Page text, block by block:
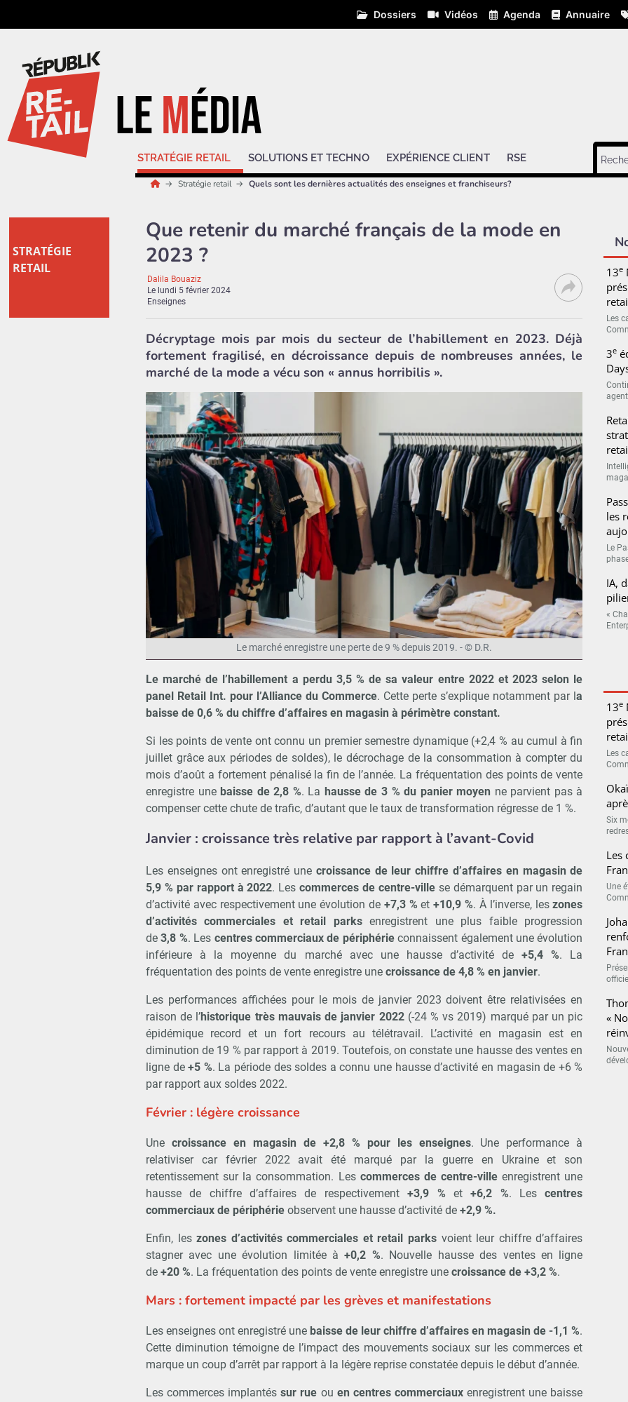
Dossiers Vidéos Agenda Annuaire
STRATÉGIE RETAIL SOLUTIONS ET TECHNO EXPÉRIENCE CLIENT RSE
Stratégie retail Quels sont les dernières actualités des enseignes et franchiseurs?
STRATÉGIE
RETAIL
Que retenir du marché français de la mode en
2023 ?
Dalila Bouaziz
Le lundi 5 février 2024
Enseignes
Décryptage mois par mois du secteur de l’habillement en 2023. Déjà
fortement fragilisé, en décroissance depuis de nombreuses années, le
marché de la mode a vécu son « annus horribilis ».
Le marché enregistre une perte de 9 % depuis 2019. - © D.R.
Le marché de l’habillement a perdu 3,5 % de sa valeur entre 2022 et 2023 selon le
panel Retail Int. pour l’Alliance du Commerce. Cette perte s’explique notamment par la
baisse de 0,6 % du chiffre d’affaires en magasin à périmètre constant.
Si les points de vente ont connu un premier semestre dynamique (+2,4 % au cumul à fin
juillet grâce aux périodes de soldes), le décrochage de la consommation à compter du
mois d’août a fortement pénalisé la fin de l’année. La fréquentation des points de vente
enregistre une baisse de 2,8 %. La hausse de 3 % du panier moyen ne parvient pas à
compenser cette chute de trafic, d’autant que le taux de transformation régresse de 1 %.
Janvier : croissance très relative par rapport à l’avant-Covid
Les enseignes ont enregistré une croissance de leur chiffre d’affaires en magasin de
5,9 % par rapport à 2022. Lescommerces de centre-villese démarquent par un regain
d’activité avec respectivement une évolution de +7,3 % et+10,9 %. À l’inverse, leszones
d’activités commerciales et retail parksenregistrent une plus faible progression
de3,8 %. Les centres commerciaux de périphérieconnaissent également une évolution
inférieure à la moyenne du marché avec une hausse d’activité de+5,4 %. La
fréquentation des points de vente enregistre une croissance de 4,8 % en janvier.
Les performances affichées pour le mois de janvier 2023 doivent être relativisées en
raison de l’historique très mauvais de janvier 2022(-24 % vs 2019) marqué par un pic
épidémique record et un fort recours au télétravail. L’activité en magasin est en
diminution de 19 % par rapport à 2019. Toutefois, on constate une hausse des ventes en
ligne de+5 %. La période des soldes a connu une hausse d’activité en magasin de +6 %
par rapport aux soldes 2022.
Février : légère croissance
Une croissance en magasin de +2,8 % pour les enseignes. Une performance à
relativiser car février 2022 avait été marqué par la guerre en Ukraine et son
retentissement sur la consommation. Les commerces de centre-ville enregistrent une
hausse de chiffre d’affaires de respectivement+3,9 % et+6,2 %. Lescentres
commerciaux de périphérie observent une hausse d’activité de +2,9 %.
Enfin, leszones d’activités commerciales et retail parks voient leur chiffre d’affaires
stagner avec une évolution limitée à+0,2 %. Nouvelle hausse des ventes en ligne
de +20 %. La fréquentation des points de vente enregistre une croissance de +3,2 %.
Mars : fortement impacté par les grèves et manifestations
Les enseignes ont enregistré une baisse de leur chiffre d’affaires en magasin de -1,1 %.
Cette diminution témoigne de l’impact des mouvements sociaux sur les commerces et
marque un coup d’arrêt par rapport à la légère reprise constatée depuis le début d’année.
Les commerces implantéssur rue ou en centres commerciaux enregistrent une baisse
13e
Les
3e
les
Le
IA,
«
13e
Les
Six
Les
Une
«